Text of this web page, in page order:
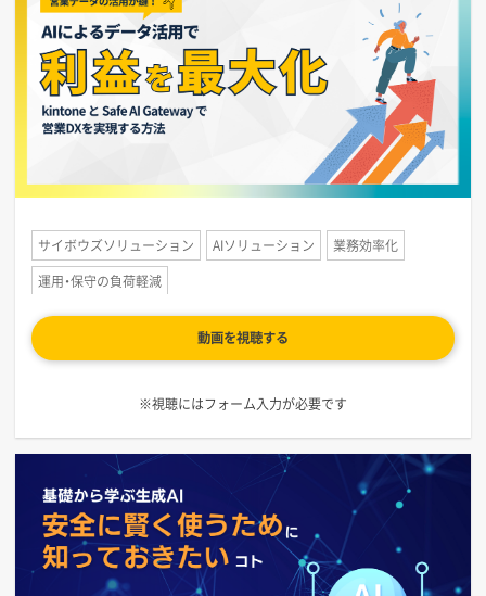
サイボウズソリューション AIソリューション
業務効率化
運用・保守の負荷軽減
動画を視聴する
※視聴にはフォーム入力が必要です